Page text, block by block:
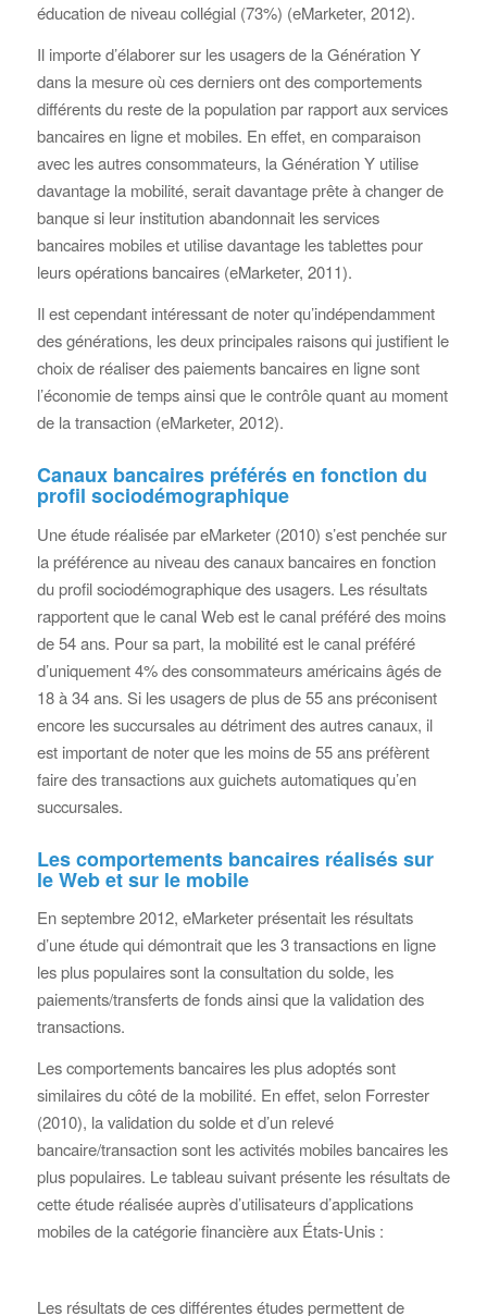
éducation de niveau collégial (73%) (eMarketer, 2012).
Il importe d’élaborer sur les usagers de la Génération Y
dans la mesure où ces derniers ont des comportements
différents du reste de la population par rapport aux services
bancaires en ligne et mobiles. En effet, en comparaison
avec les autres consommateurs, la Génération Y utilise
davantage la mobilité, serait davantage prête à changer de
banque si leur institution abandonnait les services
bancaires mobiles et utilise davantage les tablettes pour
leurs opérations bancaires (eMarketer, 2011).
Il est cependant intéressant de noter qu’indépendamment
des générations, les deux principales raisons qui justifient le
choix de réaliser des paiements bancaires en ligne sont
l’économie de temps ainsi que le contrôle quant au moment
de la transaction (eMarketer, 2012).
Canaux bancaires préférés en fonction du
profil sociodémographique
Une étude réalisée par eMarketer (2010) s’est penchée sur
la préférence au niveau des canaux bancaires en fonction
du profil sociodémographique des usagers. Les résultats
rapportent que le canal Web est le canal préféré des moins
de 54 ans. Pour sa part, la mobilité est le canal préféré
d’uniquement 4% des consommateurs américains âgés de
18 à 34 ans. Si les usagers de plus de 55 ans préconisent
encore les succursales au détriment des autres canaux, il
est important de noter que les moins de 55 ans préfèrent
faire des transactions aux guichets automatiques qu’en
succursales.
Les comportements bancaires réalisés sur
le Web et sur le mobile
En septembre 2012, eMarketer présentait les résultats
d’une étude qui démontrait que les 3 transactions en ligne
les plus populaires sont la consultation du solde, les
paiements/transferts de fonds ainsi que la validation des
transactions.
Les comportements bancaires les plus adoptés sont
similaires du côté de la mobilité. En effet, selon Forrester
(2010), la validation du solde et d’un relevé
bancaire/transaction sont les activités mobiles bancaires les
plus populaires. Le tableau suivant présente les résultats de
cette étude réalisée auprès d’utilisateurs d’applications
mobiles de la catégorie financière aux États-Unis :
Les résultats de ces différentes études permettent de